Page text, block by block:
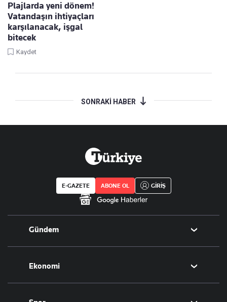
Plajlarda yeni dönem!
Vatandaşın ihtiyaçları
karşılanacak, işgal
bitecek
Kaydet
SONRAKİ HABER
E-GAZETE ABONE OL GİRİŞ
Gündem
Politika
Eğitim
Ekonomi
Borsa